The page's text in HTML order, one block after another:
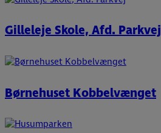
Gilleleje Skole, Afd. Parkvej
Børnehuset Kobbelvænget